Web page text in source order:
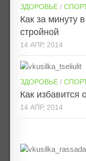
ЗДОРОВЬЕ /
Как за минуту
стройной
14 АПР, 2014
ЗДОРОВЬЕ /
Как избавится
14 АПР, 2014